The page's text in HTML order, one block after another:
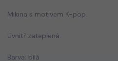
Mikina s motivem K-pop.
Uvnitř zateplená.
Barva: bílá